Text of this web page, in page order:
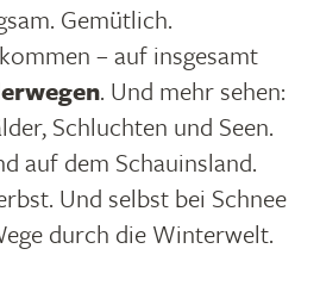
Gemütlich.
– auf insgesamt
. Und mehr sehen:
Schluchten und Seen.
auf dem Schauinsland.
Und selbst bei Schnee
durch die Winterwelt.